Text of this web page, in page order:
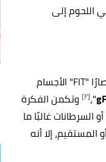
اللحوم إلى
يستخدِم الاختبار الكيميائي المناعي البرازي (بالإنجليزية: Fecal Immunochemical Test) واختصارًا "FIT" الأجسام
"،[٢] وتكمن الفكرة
السرطانات غالبًا ما
إلا أنه